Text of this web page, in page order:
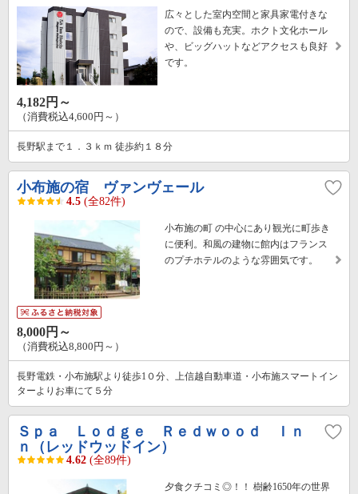
広々とした室内空間と家具家電付きな
ので、設備も充実。ホクト文化ホール
や、ビッグハットなどアクセスも良好
です。
4,182円～
（消費税込4,600円～）
長野駅まで１．３ｋｍ 徒歩約１８分
小布施の宿 ヴァンヴェール
4.5 (全82件)
小布施の町 の中心にあり観光に町歩き
に便利。和風の建物に館内はフランス
のプチホテルのような雰囲気です。
8,000円～
（消費税込8,800円～）
長野電鉄・小布施駅より徒歩1０分、上信越自動車道・小布施スマートイン
ターよりお車にて５分
Ｓｐａ Ｌｏｄｇｅ Ｒｅｄｗｏｏｄ Ｉｎ
ｎ（レッドウッドイン）
4.62 (全89件)
夕食クチコミ◎！！ 樹齢1650年の世界